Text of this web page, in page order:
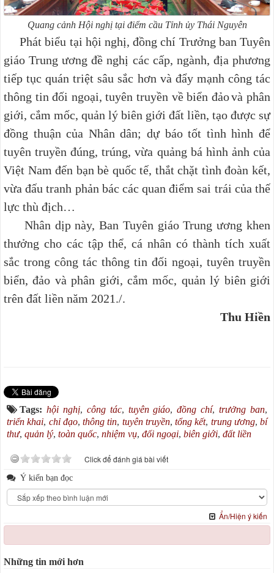
Quang cảnh Hội nghị tại điểm cầu Tỉnh ủy Thái Nguyên
Phát biểu tại hội nghị, đồng chí Trưởng ban Tuyên
giáo Trung ương đề nghị các cấp, ngành, địa phương
tiếp tục quán triệt sâu sắc hơn và đẩy mạnh công tác
thông tin đối ngoại, tuyên truyền về biển đảovà phân
giới, cắm mốc, quản lý biên giới đất liền, tạo được sự
đồng thuận của Nhân dân; dự báo tốt tình hình để
tuyên truyền đúng, trúng, vừa quảng bá hình ảnh của
Việt Nam đến bạn bè quốc tế, thắt chặt tình đoàn kết,
vừa đấu tranh phản bác các quan điểm sai trái của thế
lực thù địch…
Nhân dịp này, Ban Tuyên giáo Trung ương khen
thưởng cho các tập thể, cá nhân có thành tích xuất
sắc trong công tác thông tin đối ngoại, tuyên truyền
biển, đảo và phân giới, cắm mốc, quản lý biên giới
trên đất liền năm 2021./.
Thu Hiền
Tags: hội nghị, công tác, tuyên giáo,đồng chí,trưởng ban,
triển khai, chỉ đạo, thông tin, tuyên truyền, tổng kết, trung ương, bí
thư, quản lý, toàn quốc, nhiệm vụ, đối ngoại, biên giới, đất liền
Click để đánh giá bài viết
Ý kiến bạn đọc
Ẩn/Hiện ý kiến
Những tin mới hơn